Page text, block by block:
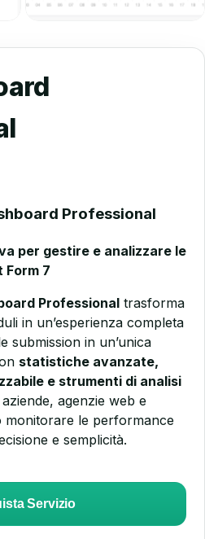
Professional
per gestire e analizzare le
Form 7
Professional trasforma
in un’esperienza completa
submission in un’unica
statistiche avanzate,
e strumenti di analisi
agenzie web e
le performance
e semplicità.
Servizio